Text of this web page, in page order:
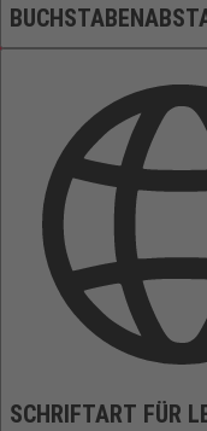
SCHRIFTART FÜR